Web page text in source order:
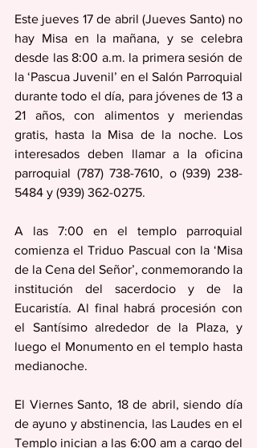
Este jueves 17 de abril (Jueves Santo) no
hay Misa en la mañana, y se celebra
desde las 8:00 a.m. la primera sesión de
la ‘Pascua Juvenil’ en el Salón Parroquial
durante todo el día, para jóvenes de 13 a
21 años, con alimentos y meriendas
gratis, hasta la Misa de la noche. Los
interesados deben llamar a la oficina
parroquial (787) 738-7610, o (939) 238-
5484 y (939) 362-0275.
A las 7:00 en el templo parroquial
comienza el Triduo Pascual con la ‘Misa
de la Cena del Señor’, conmemorando la
institución del sacerdocio y de la
Eucaristía. Al final habrá procesión con
el Santísimo alrededor de la Plaza, y
luego el Monumento en el templo hasta
medianoche.
El Viernes Santo, 18 de abril, siendo día
de ayuno y abstinencia, las Laudes en el
Templo inician a las 6:00 am a cargo del